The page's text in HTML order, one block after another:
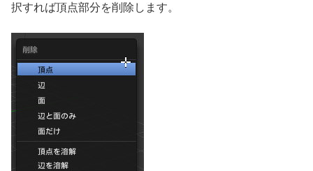
択すれば頂点部分を削除します。